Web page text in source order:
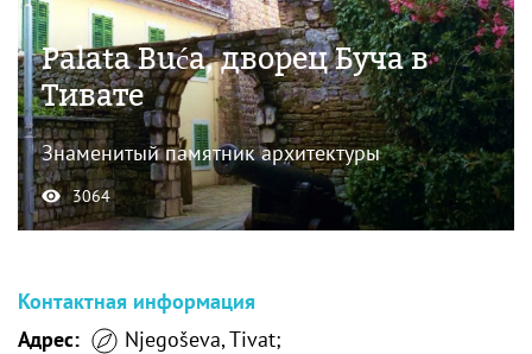
Palata Buća, дворец Буча в
Тивате
Знаменитый памятник архитектуры
3064
Контактная информация
Адрес:
Njegoševa, Tivat;